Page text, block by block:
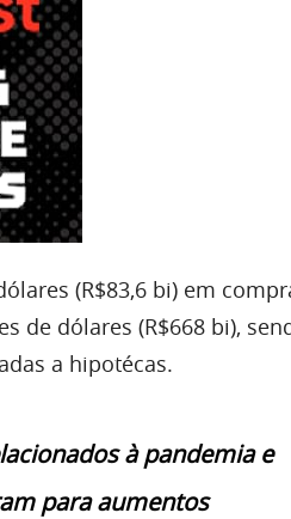
(R$83,6 bi) em
de dólares (R$668 bi),
a hipotécas.
à pandemia e
para aumentos